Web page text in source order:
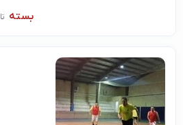
بسته تا 08:00